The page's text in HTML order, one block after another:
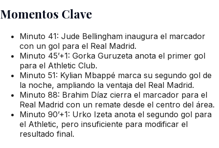
Momentos Clave
Minuto 41: Jude Bellingham inaugura el marcador
con un gol para el Real Madrid.
Minuto 45’+1: Gorka Guruzeta anota el primer gol
para el Athletic Club.
Minuto 51: Kylian Mbappé marca su segundo gol de
la noche, ampliando la ventaja del Real Madrid.
Minuto 88: Brahim Díaz cierra el marcador para el
Real Madrid con un remate desde el centro del área.
Minuto 90’+1: Urko Izeta anota el segundo gol para
el Athletic, pero insuficiente para modificar el
resultado final.